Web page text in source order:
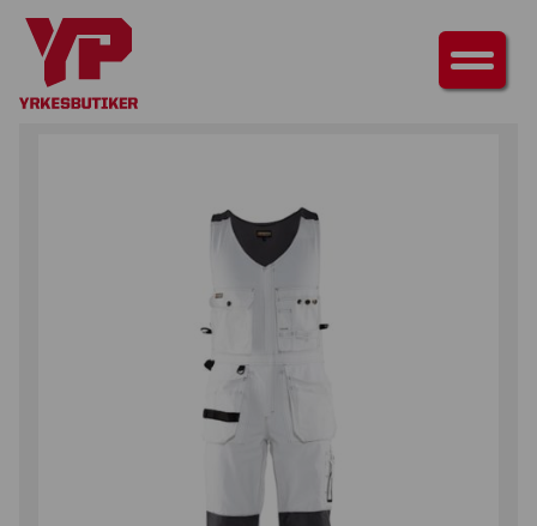
HEM UNDERDELAR